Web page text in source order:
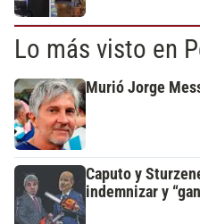
Lo más visto en
Murió Jorge
Caputo y
indemnizar y